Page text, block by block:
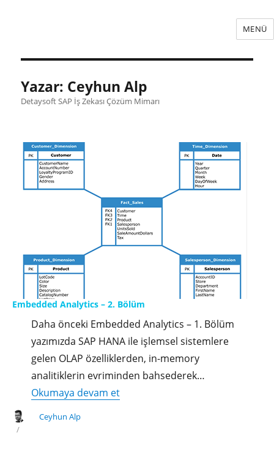
MENÜ
Yazar: Ceyhun Alp
Detaysoft SAP İş Zekası Çözüm Mimarı
Embedded Analytics – 2. Bölüm
Daha önceki Embedded Analytics – 1. Bölüm
yazımızda SAP HANA ile işlemsel sistemlere
gelen OLAP özelliklerden, in-memory
analitiklerin evriminden bahsederek…
Okumaya devam et"Embedded
Ceyhun Alp